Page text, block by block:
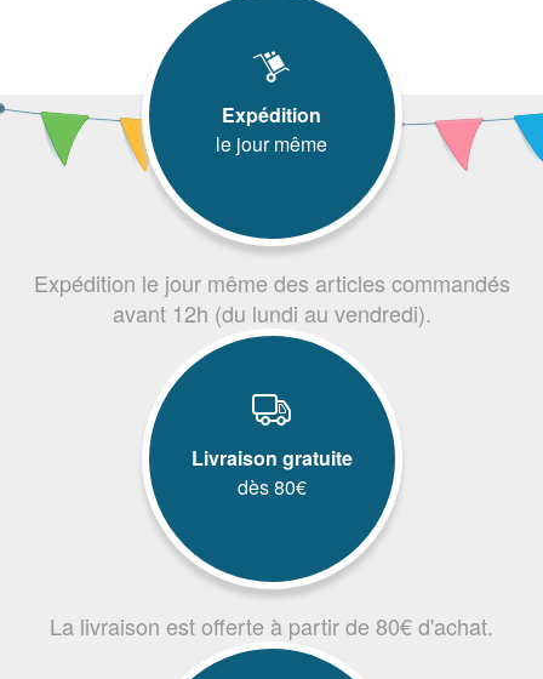
Expédition
le jour même
Expédition le jour même des articles commandés
avant 12h (du lundi au vendredi).
Livraison gratuite
dès 80€
La livraison est offerte à partir de 80€ d'achat.